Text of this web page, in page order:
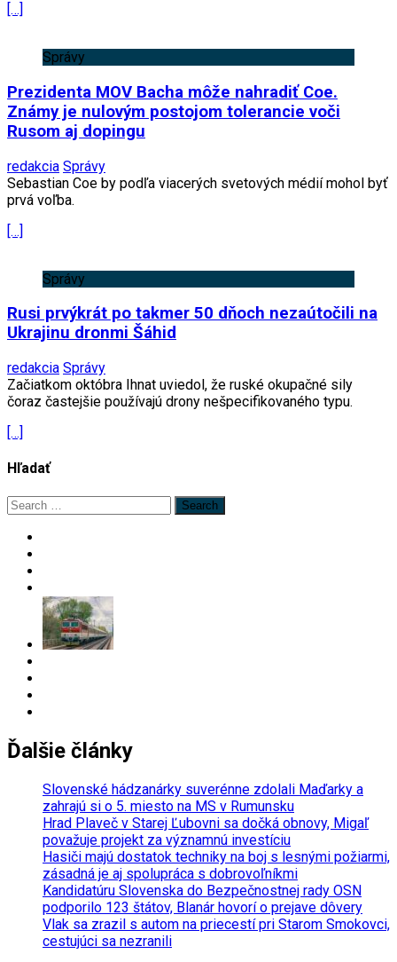
[…]
Správy
Prezidenta MOV Bacha môže nahradiť Coe.
Známy je nulovým postojom tolerancie voči
Rusom aj dopingu
redakcia Správy
Sebastian Coe by podľa viacerých svetových médií mohol byť
prvá voľba.
[…]
Správy
Rusi prvýkrát po takmer 50 dňoch nezaútočili na
Ukrajinu dronmi Šáhid
redakcia Správy
Začiatkom októbra Ihnat uviedol, že ruské okupačné sily
čoraz častejšie používajú drony nešpecifikovaného typu.
[…]
Hľadať
Search
for:
Ďalšie články
Slovenské hádzanárky suverénne zdolali Maďarky a
zahrajú si o 5. miesto na MS v Rumunsku
Hrad Plaveč v Starej Ľubovni sa dočká obnovy, Migaľ
považuje projekt za významnú investíciu
Hasiči majú dostatok techniky na boj s lesnými požiarmi,
zásadná je aj spolupráca s dobrovoľníkmi
Kandidatúru Slovenska do Bezpečnostnej rady OSN
podporilo 123 štátov, Blanár hovorí o prejave dôvery
Vlak sa zrazil s autom na priecestí pri Starom Smokovci,
cestujúci sa nezranili